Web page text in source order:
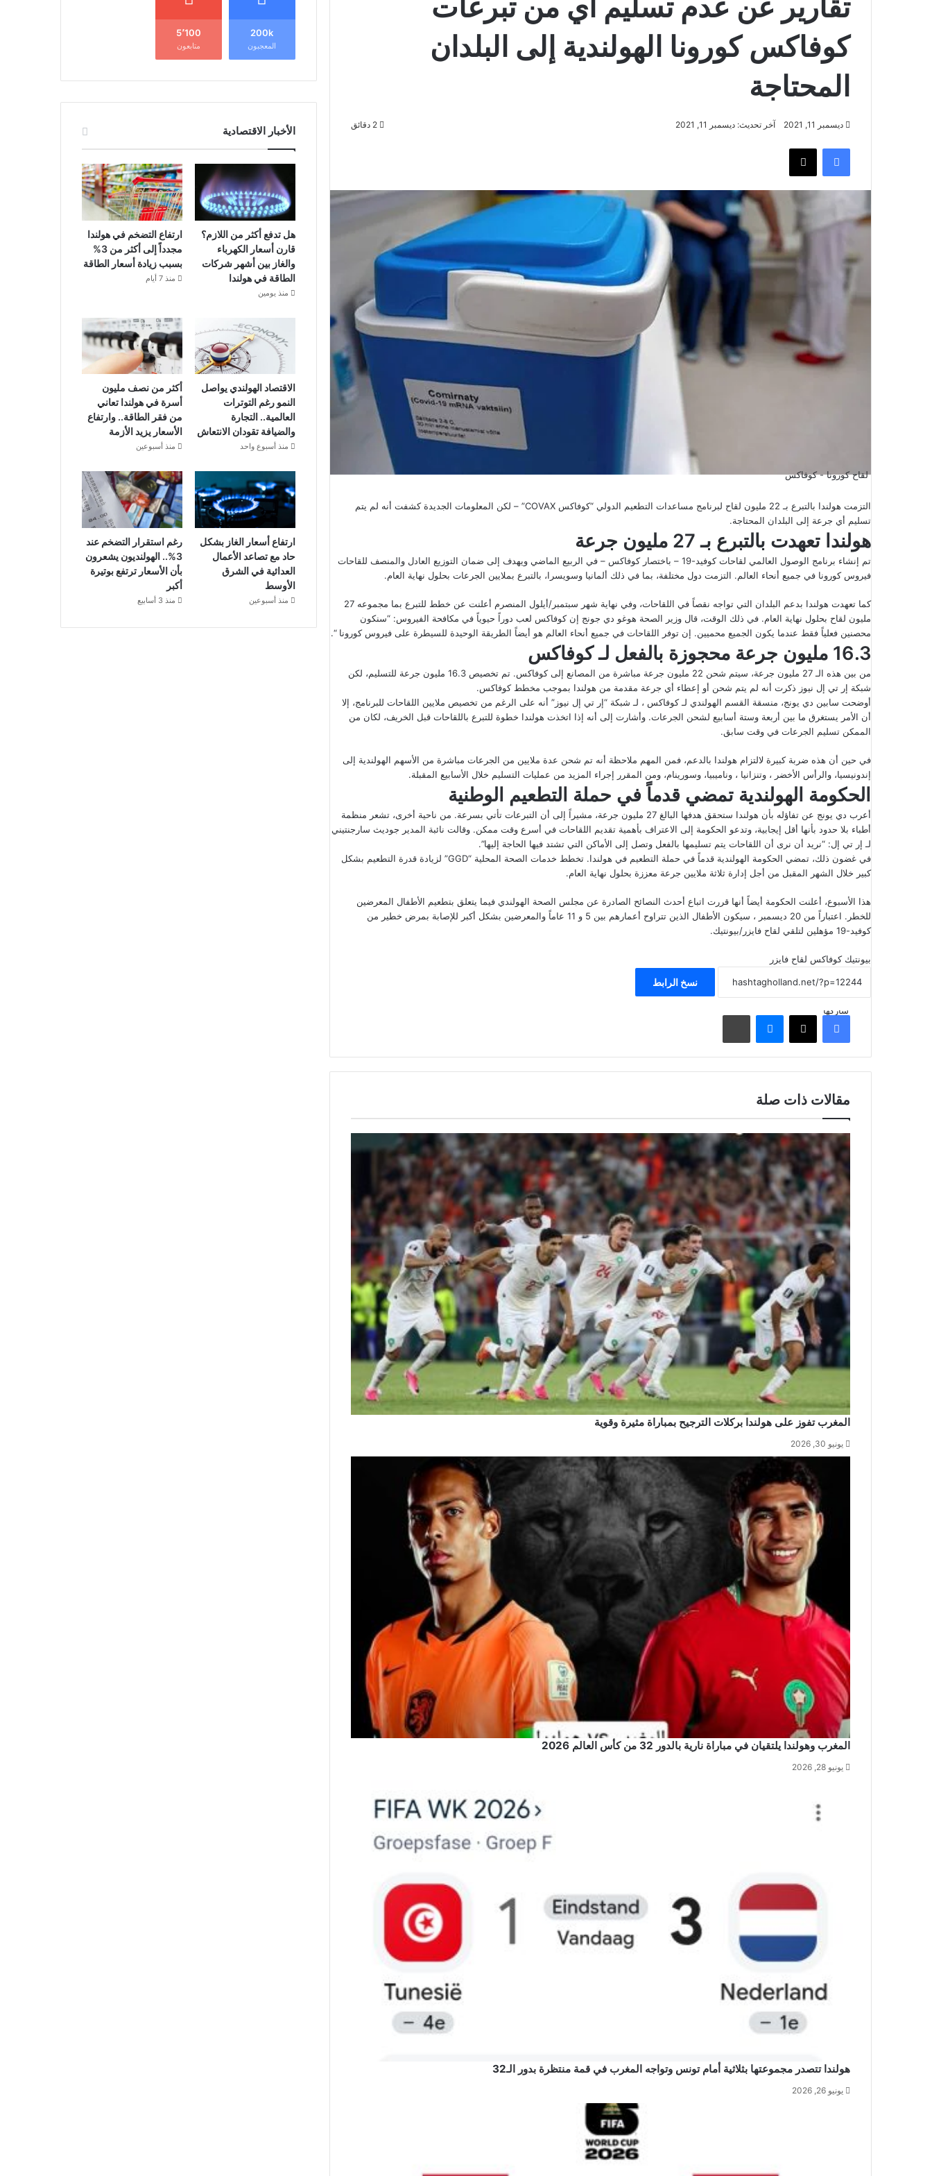
تقارير عن عدم تسليم أي من تبرعات
كوفاكس كورونا الهولندية إلى البلدان
المحتاجة
ديسمبر 11, 2021 آخر تحديث: ديسمبر 11, 2021
فيسبوك ‫X
لقاح كورونا - كوفاكس
التزمت هولندا بالتبرع بـ 22 مليون لقاح لبرنامج مساعدات التطعيم الدولي “كوفاكس COVAX” – لكن المعلومات الجديدة كشفت أنه لم يتم
تسليم أي جرعة إلى البلدان المحتاجة.
هولندا تعهدت بالتبرع بـ 27 مليون جرعة
تم إنشاء برنامج الوصول العالمي لقاحات كوفيد-19 – باختصار كوفاكس – في الربيع الماضي ويهدف إلى ضمان التوزيع العادل والمنصف للقاحات
فيروس كورونا في جميع أنحاء العالم. التزمت دول مختلفة، بما في ذلك ألمانيا وسويسرا، بالتبرع بملايين الجرعات بحلول نهاية العام.
كما تعهدت هولندا بدعم البلدان التي تواجه نقصاً في اللقاحات، وفي نهاية شهر سبتمبر/أيلول المنصرم أعلنت عن خطط للتبرع بما مجموعه 27
مليون لقاح بحلول نهاية العام. في ذلك الوقت، قال وزير الصحة هوغو دي جونج إن كوفاكس لعب دوراً حيوياً في مكافحة الفيروس: “سنكون
محصنين فعلياً فقط عندما يكون الجميع محميين. إن توفر اللقاحات في جميع أنحاء العالم هو أيضاً الطريقة الوحيدة للسيطرة على فيروس كورونا “.
16.3 مليون جرعة محجوزة بالفعل لـ كوفاكس
من بين هذه الـ 27 مليون جرعة، سيتم شحن 22 مليون جرعة مباشرة من المصانع إلى كوفاكس. تم تخصيص 16.3 مليون جرعة للتسليم، لكن
شبكة إر تي إل نيوز ذكرت أنه لم يتم شحن أو إعطاء أي جرعة مقدمة من هولندا بموجب مخطط كوفاكس.
أوضحت سابين دي يونج، منسقة القسم الهولندي لـ كوفاكس ، لـ شبكة “إر تي إل نيوز” أنه على الرغم من تخصيص ملايين اللقاحات للبرنامج، إلا
أن الأمر يستغرق ما بين أربعة وستة أسابيع لشحن الجرعات. وأشارت إلى أنه إذا اتخذت هولندا خطوة للتبرع باللقاحات قبل الخريف، لكان من
الممكن تسليم الجرعات في وقت سابق.
في حين أن هذه ضربة كبيرة لالتزام هولندا بالدعم، فمن المهم ملاحظة أنه تم شحن عدة ملايين من الجرعات مباشرة من الأسهم الهولندية إلى
إندونيسيا، والرأس الأخضر ، وتنزانيا ، وناميبيا، وسورينام، ومن المقرر إجراء المزيد من عمليات التسليم خلال الأسابيع المقبلة.
الحكومة الهولندية تمضي قدماً في حملة التطعيم الوطنية
أعرب دي يونج عن تفاؤله بأن هولندا ستحقق هدفها البالغ 27 مليون جرعة، مشيراً إلى أن التبرعات تأتي بسرعة. من ناحية أخرى، تشعر منظمة
أطباء بلا حدود بأنها أقل إيجابية، وتدعو الحكومة إلى الاعتراف بأهمية تقديم اللقاحات في أسرع وقت ممكن. وقالت نائبة المدير جوديث سارجنتيني
لـ إر تي إل: “نريد أن نرى أن اللقاحات يتم تسليمها بالفعل وتصل إلى الأماكن التي تشتد فيها الحاجة إليها”.
في غضون ذلك، تمضي الحكومة الهولندية قدماً في حملة التطعيم في هولندا. تخطط خدمات الصحة المحلية “GGD” لزيادة قدرة التطعيم بشكل
كبير خلال الشهر المقبل من أجل إدارة ثلاثة ملايين جرعة معززة بحلول نهاية العام.
هذا الأسبوع، أعلنت الحكومة أيضاً أنها قررت اتباع أحدث النصائح الصادرة عن مجلس الصحة الهولندي فيما يتعلق بتطعيم الأطفال المعرضين
للخطر. اعتباراً من 20 ديسمبر ، سيكون الأطفال الذين تتراوح أعمارهم بين 5 و 11 عاماً والمعرضين بشكل أكبر للإصابة بمرض خطير من
كوفيد-19 مؤهلين لتلقي لقاح فايزر/بيونتيك.
بيونتيك كوفاكس لقاح فايزر
نسخ الرابط
شاركهافيسبوك ‫X ماسنجر مشاركة عبر البريد
مقالات ذات صلة
المغرب تفوز على هولندا بركلات الترجيح بمباراة مثيرة وقوية
يونيو 30, 2026
المغرب وهولندا يلتقيان في مباراة نارية بالدور 32 من كأس العالم 2026
يونيو 28, 2026
هولندا تتصدر مجموعتها بثلاثية أمام تونس وتواجه المغرب في قمة منتظرة بدور الـ32
يونيو 26, 2026
200k
المعجبون
5٬100
متابعون
الأخبار الاقتصادية
هل تدفع أكثر من اللازم؟
قارن أسعار الكهرباء
والغاز بين أشهر شركات
الطاقة في هولندا
منذ يومين
ارتفاع التضخم في هولندا
مجدداً إلى أكثر من 3%
بسبب زيادة أسعار الطاقة
منذ 7 أيام
الاقتصاد الهولندي يواصل
النمو رغم التوترات
العالمية.. التجارة
والضيافة تقودان الانتعاش
منذ أسبوع واحد
أكثر من نصف مليون
أسرة في هولندا تعاني
من فقر الطاقة.. وارتفاع
الأسعار يزيد الأزمة
منذ أسبوعين
ارتفاع أسعار الغاز بشكل
حاد مع تصاعد الأعمال
العدائية في الشرق
الأوسط
منذ أسبوعين
رغم استقرار التضخم عند
3%.. الهولنديون يشعرون
بأن الأسعار ترتفع بوتيرة
أكبر
منذ 3 أسابيع